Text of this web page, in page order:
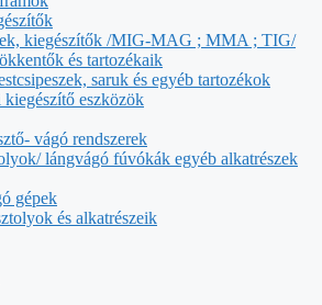
kiegészítők /MIG-MAG ; MMA ; TIG/
és tartozékaik
saruk és egyéb tartozékok
kiegészítő eszközök
vágó rendszerek
lángvágó fúvókák egyéb alkatrészek
gépek
és alkatrészeik